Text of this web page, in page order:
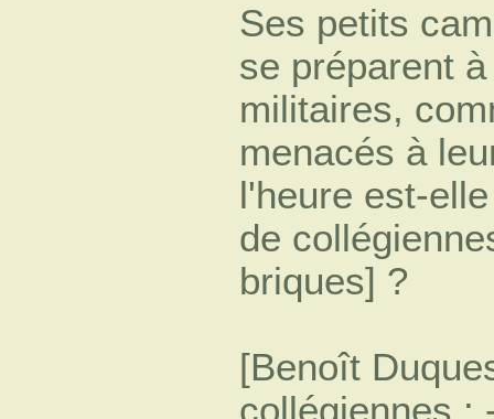
Ses petits
se préparent
militaires,
menacés à
l'heure est-
de
briques] ?
[Benoît
collégiennes :